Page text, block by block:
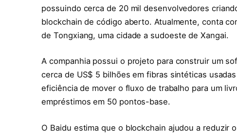
possuindo cerca de 20 mil desenvolvedores
blockchain de código aberto. Atualmente, conta
de Tongxiang, uma cidade a sudoeste de Xangai.
A companhia possui o projeto para construir um
cerca de US$ 5 bilhões em fibras sintéticas
eficiência de mover o fluxo de trabalho para um
empréstimos em 50 pontos-base.
O Baidu estima que o blockchain ajudou a reduzir